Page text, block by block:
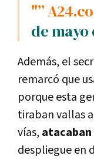
"”
de mayo
Además, el
remarcó que
porque esta
tiraban vallas
ví­as,
despliegue en